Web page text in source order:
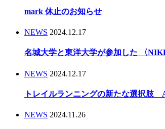
mark 休止のお知らせ
NEWS 2024.12.17
名城大学と東洋大学が参加した 〈
NEWS 2024.12.17
トレイルランニングの新たな選択肢
NEWS 2024.11.26